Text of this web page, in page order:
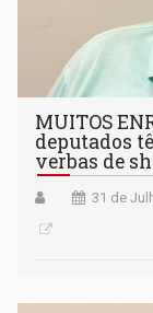
MUITOS
deputados
verbas de
31 de